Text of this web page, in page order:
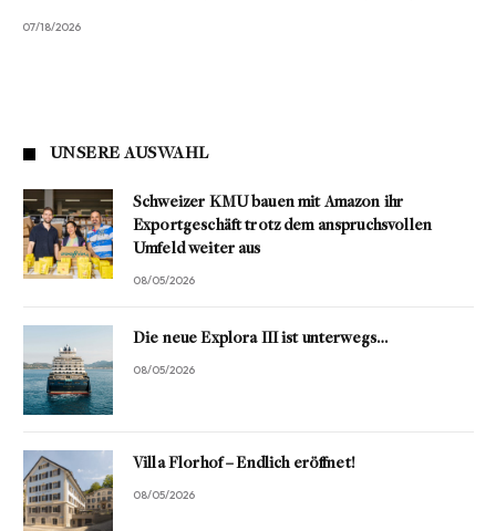
07/18/2026
UNSERE AUSWAHL
Schweizer KMU bauen mit Amazon ihr
Exportgeschäft trotz dem anspruchsvollen
Umfeld weiter aus
08/05/2026
Die neue Explora III ist unterwegs…
08/05/2026
Villa Florhof – Endlich eröffnet!
08/05/2026